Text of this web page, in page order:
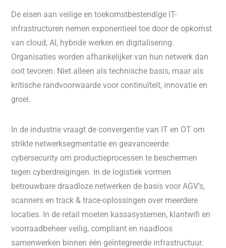
De eisen aan veilige en toekomstbestendige IT-
infrastructuren nemen exponentieel toe door de opkomst
van cloud, AI, hybride werken en digitalisering.
Organisaties worden afhankelijker van hun netwerk dan
ooit tevoren. Niet alleen als technische basis, maar als
kritische randvoorwaarde voor continuïteit, innovatie en
groei.
In de industrie vraagt de convergentie van IT en OT om
strikte netwerksegmentatie en geavanceerde
cybersecurity om productieprocessen te beschermen
tegen cyberdreigingen. In de logistiek vormen
betrouwbare draadloze netwerken de basis voor AGV's,
scanners en track & trace-oplossingen over meerdere
locaties. In de retail moeten kassasystemen, klantwifi en
voorraadbeheer veilig, compliant en naadloos
samenwerken binnen één geïntegreerde infrastructuur.